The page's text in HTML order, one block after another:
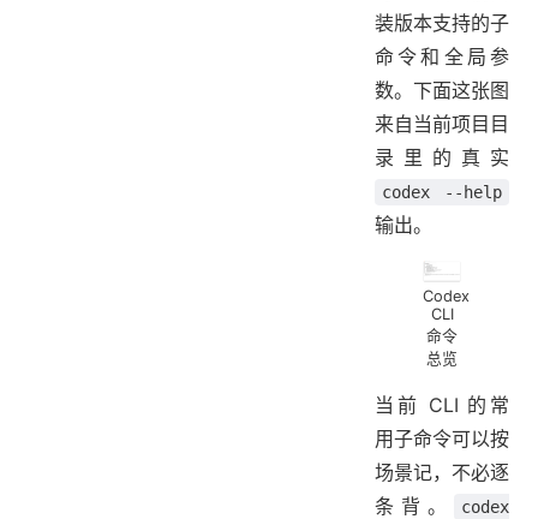
装版本支持的子
命令和全局参
数。下面这张图
来自当前项目目
录里的真实
codex --help
输出。
Codex
CLI
命令
总览
当前 CLI 的常
用子命令可以按
场景记，不必逐
条背。
codex